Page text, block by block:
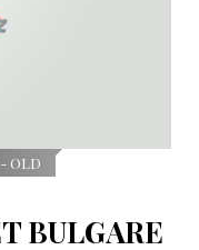
OLD
BULGARE